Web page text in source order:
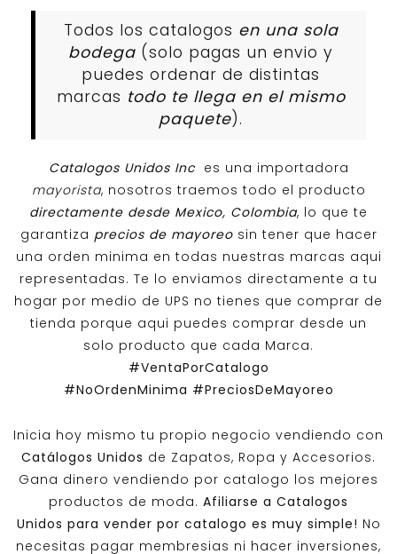
Todos los catalogos en una sola
bodega (solo pagas un envio y
puedes ordenar de distintas
marcas todo te llega en el mismo
paquete).
Catalogos Unidos Inc es una importadora
mayorista, nosotros traemos todo el producto
directamente desde Mexico, Colombia, lo que te
garantiza precios de mayoreosin tener que hacer
una orden minima en todas nuestras marcas aqui
representadas. Te lo enviamos directamente a tu
hogar por medio de UPS no tienes que comprar de
tienda porque aqui puedes comprar desde un
solo producto que cada Marca.
#VentaPorCatalogo
#NoOrdenMinima #PreciosDeMayoreo
Inicia hoy mismo tu propio negocio vendiendo con
Catálogos Unidos de Zapatos, Ropa y Accesorios.
Gana dinero vendiendo por catalogo los mejores
productos de moda. Afiliarse a Catalogos
Unidos para vender por catalogo es muy simple! No
necesitas pagar membresias ni hacer inversiones,